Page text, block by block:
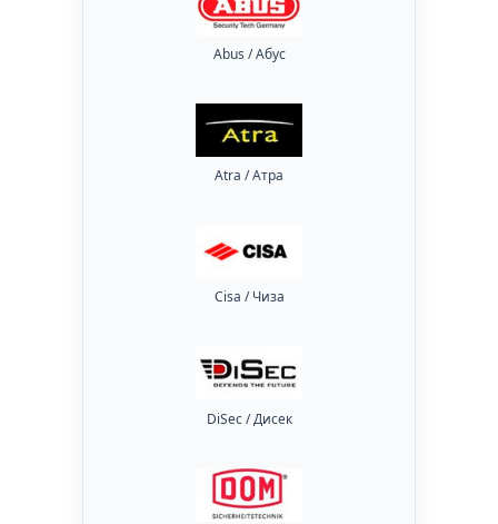
Abus / Абус
Atra / Атра
Cisa / Чиза
DiSec / Дисек